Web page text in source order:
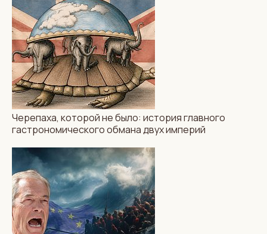
гастрономического
обмана двух империй
МИР АВТОРСКИЕ КОЛОНКИ
Сеута, Европа и паника
Черепаха, которой не было: история главного
гастрономического обмана двух империй